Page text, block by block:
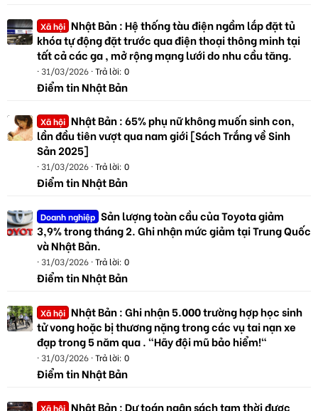
Xã hội Nhật Bản : Hệ thống tàu điện ngầm lắp đặt tủ
khóa tự động đặt trước qua điện thoại thông minh tại
tất cả các ga , mở rộng mạng lưới do nhu cầu tăng.
31/03/2026 Trả lời: 0
Điểm tin Nhật Bản
Xã hội Nhật Bản : 65% phụ nữ không muốn sinh con,
lần đầu tiên vượt qua nam giới [Sách Trắng về Sinh
Sản 2025]
31/03/2026 Trả lời: 0
Điểm tin Nhật Bản
Doanh nghiệp Sản lượng toàn cầu của Toyota giảm
3,9% trong tháng 2. Ghi nhận mức giảm tại Trung Quốc
và Nhật Bản.
31/03/2026 Trả lời: 0
Điểm tin Nhật Bản
Xã hội Nhật Bản : Ghi nhận 5.000 trường hợp học sinh
tử vong hoặc bị thương nặng trong các vụ tai nạn xe
đạp trong 5 năm qua . "Hãy đội mũ bảo hiểm!"
31/03/2026 Trả lời: 0
Điểm tin Nhật Bản
Xã hội Nhật Bản : Dự toán ngân sách tạm thời được